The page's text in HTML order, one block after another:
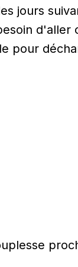
jours
d'aller
pour